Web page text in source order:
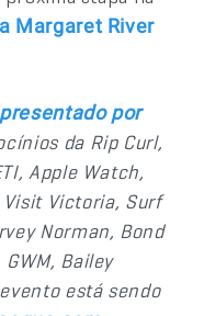
Margaret River
por
da Rip Curl,
Apple Watch,
Victoria, Surf
Norman, Bond
Bailey
está sendo